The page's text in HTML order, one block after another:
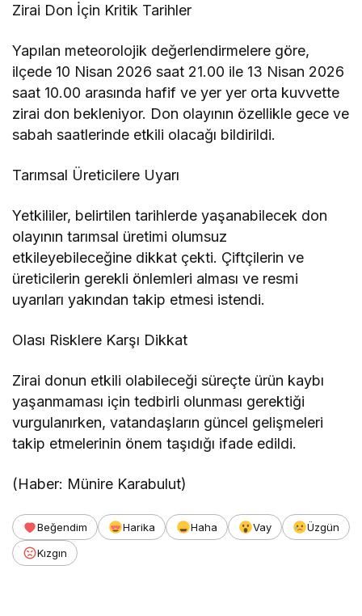
Zirai Don İçin Kritik Tarihler
Yapılan meteorolojik değerlendirmelere göre,
ilçede 10 Nisan 2026 saat 21.00 ile 13 Nisan 2026
saat 10.00 arasında hafif ve yer yer orta kuvvette
zirai don bekleniyor. Don olayının özellikle gece ve
sabah saatlerinde etkili olacağı bildirildi.
Tarımsal Üreticilere Uyarı
Yetkililer, belirtilen tarihlerde yaşanabilecek don
olayının tarımsal üretimi olumsuz
etkileyebileceğine dikkat çekti. Çiftçilerin ve
üreticilerin gerekli önlemleri alması ve resmi
uyarıları yakından takip etmesi istendi.
Olası Risklere Karşı Dikkat
Zirai donun etkili olabileceği süreçte ürün kaybı
yaşanmaması için tedbirli olunması gerektiği
vurgulanırken, vatandaşların güncel gelişmeleri
takip etmelerinin önem taşıdığı ifade edildi.
(Haber: Münire Karabulut)
Beğendim Harika Haha Vay
Üzgün
Kızgın